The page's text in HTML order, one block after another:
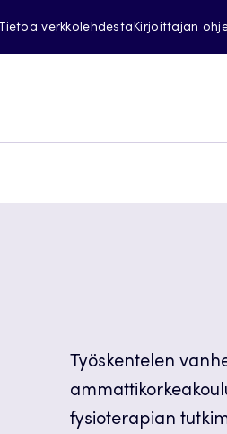
Tietoa verkkolehdestäKirjoittajan
Työskentelen
fysioterapian